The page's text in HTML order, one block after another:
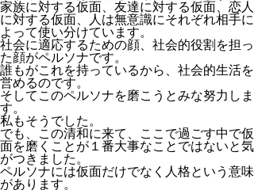
家族に対する仮面、友達に対する仮面、恋人
に対する仮面、人は無意識にそれぞれ相手に
よって使い分けています。
社会に適応するための顔、社会的役割を担っ
た顔がペルソナです。
誰もがこれを持っているから、社会的生活を
営めるのです。
そしてこのペルソナを磨こうとみな努力しま
す。
私もそうでした。
でも、この清和に来て、ここで過ごす中で仮
面を磨くことが１番大事なことではないと気
がつきました。
ペルソナには仮面だけでなく人格という意味
があります。